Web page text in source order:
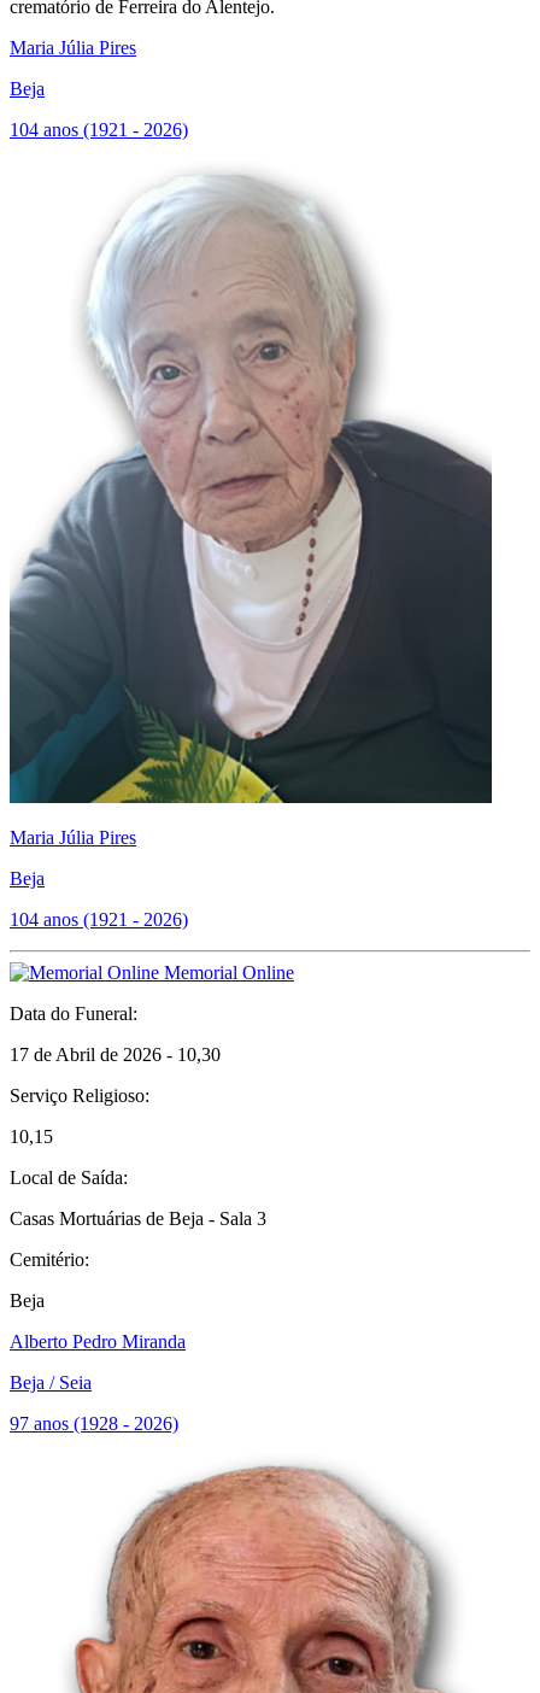
crematório de Ferreira do Alentejo.
Maria Júlia Pires
Beja
104 anos (1921 - 2026)
Maria Júlia Pires
Beja
104 anos (1921 - 2026)
Memorial Online
Data do Funeral:
17 de Abril de 2026 - 10,30
Serviço Religioso:
10,15
Local de Saída:
Casas Mortuárias de Beja - Sala 3
Cemitério:
Beja
Alberto Pedro Miranda
Beja / Seia
97 anos (1928 - 2026)